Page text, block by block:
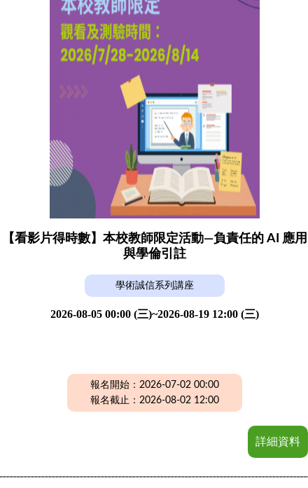
【看影片得時數】本校教師限定活動—負責任的 AI 應用
與學倫引註
學術誠信系列講座
2026-08-05 00:00 (三)~2026-08-19 12:00 (三)
報名開始：2026-07-02 00:00
報名截止：2026-08-02 12:00
詳細資料